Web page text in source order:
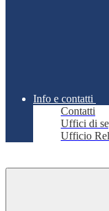
Info e contatti
Contatti
Uffici di
Ufficio